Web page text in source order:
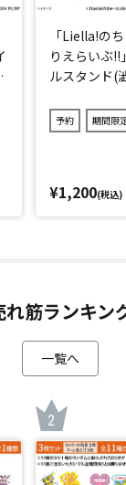
「Liella!の
りえらいぶ!!
ルスタンド(
予約 期間限
¥1,200(税込)
れ筋ランキン
一覧へ